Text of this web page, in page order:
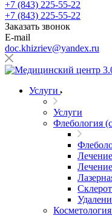
+7 (843) 225-55-22
+7 (843) 225-55-22
Заказать звонок
E-mail
doc.khizriev@yandex.ru
Услуги
Услуги
Флебология
Косметология